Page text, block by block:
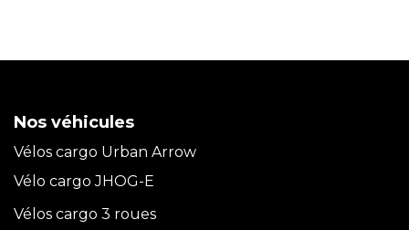
Nos véhicules
Vélos cargo Urban Arrow
Vélo cargo JHOG-E
Vélos cargo 3 roues